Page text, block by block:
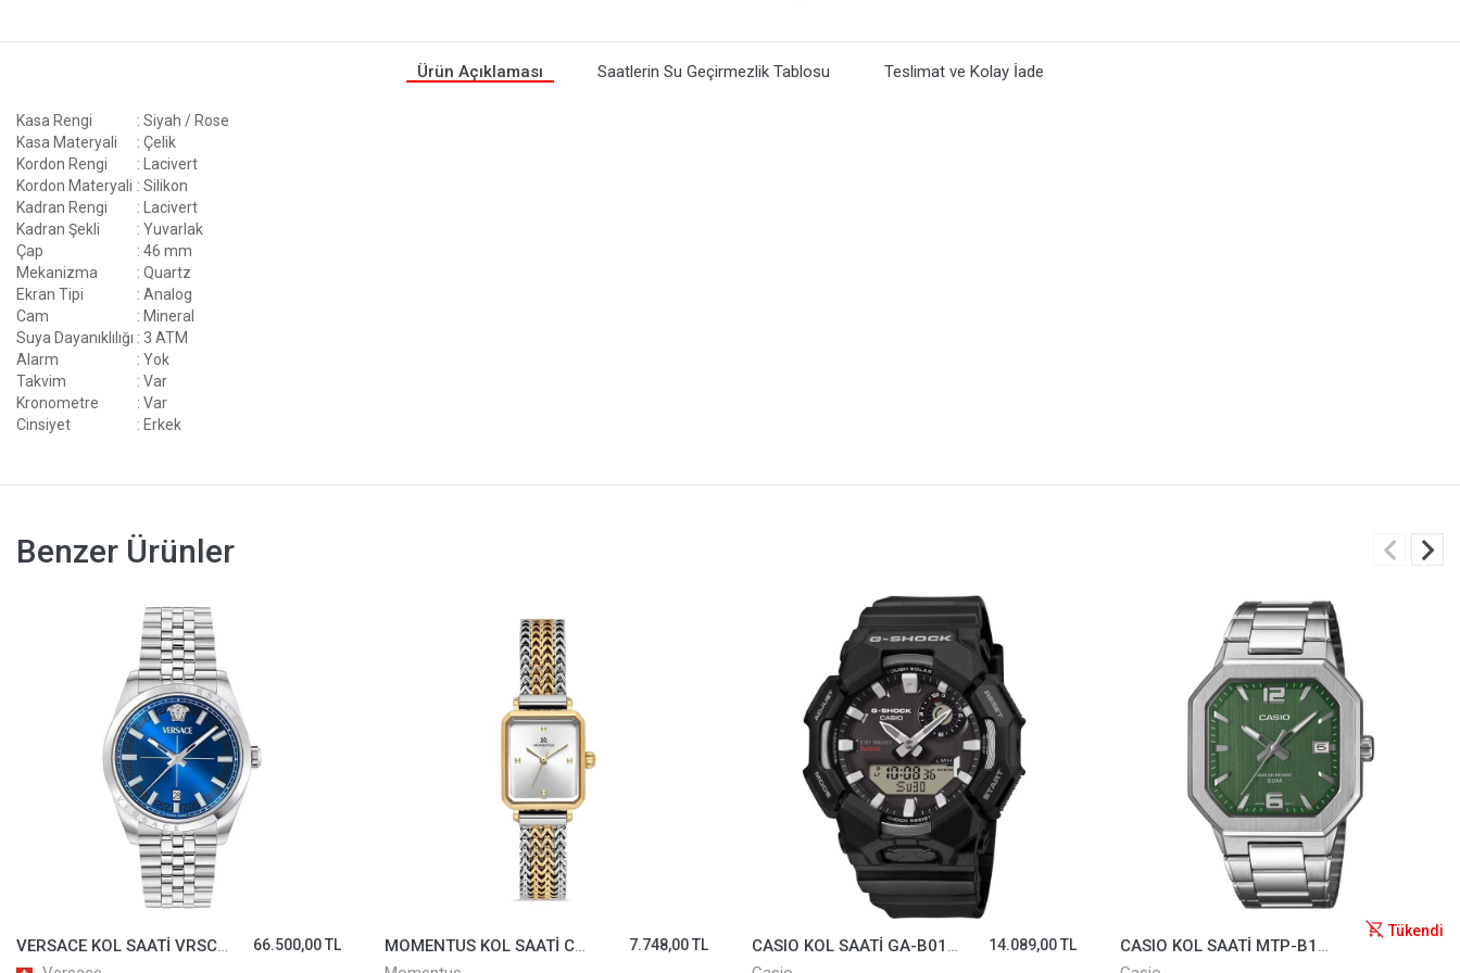
Ürün Açıklaması Saatlerin Su Geçirmezlik Tablosu Teslimat ve Kolay İade
Kasa Rengi
: Siyah / Rose
Kasa Materyali
: Çelik
Kordon Rengi
: Lacivert
Kordon Materyali : Silikon
Kadran Rengi
: Lacivert
Kadran Şekli
: Yuvarlak
Çap
: 46 mm
Mekanizma
: Quartz
Ekran Tipi
: Analog
Cam
: Mineral
Suya Dayanıklılığı : 3 ATM
Alarm
: Yok
Takvim
: Var
Kronometre
: Var
Cinsiyet
: Erkek
Benzer Ürünler
VERSACE KOL SAATİ VRSCVE5M00126
66.500,00 TL
MOMENTUS KOL SAATİ CW320G-02TG
7.748,00 TL
CASIO KOL SAATİ GA-B010-1ADR
14.089,00 TL
CASIO KOL SAATİ MTP-B195D-3AVDF
Tükendi